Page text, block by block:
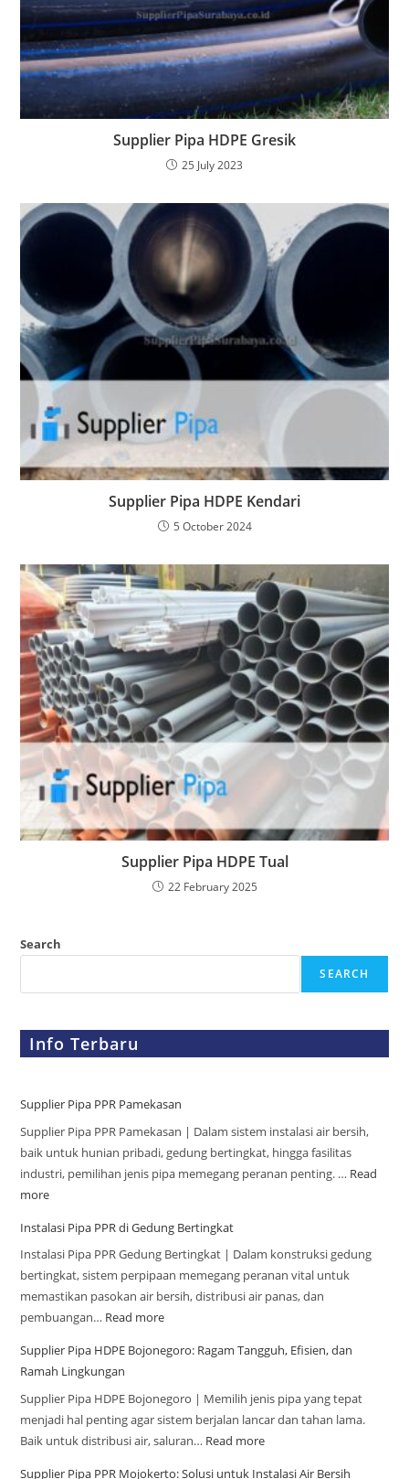
Supplier Pipa HDPE Gresik
25 July 2023
Supplier Pipa HDPE Kendari
5 October 2024
Supplier Pipa HDPE Tual
22 February 2025
Search
SEARCH
Info Terbaru
Supplier Pipa PPR Pamekasan
Supplier Pipa PPR Pamekasan | Dalam sistem instalasi air bersih,
baik untuk hunian pribadi, gedung bertingkat, hingga fasilitas
industri, pemilihan jenis pipa memegang peranan penting. … Read
more
Instalasi Pipa PPR di Gedung Bertingkat
Instalasi Pipa PPR Gedung Bertingkat | Dalam konstruksi gedung
bertingkat, sistem perpipaan memegang peranan vital untuk
memastikan pasokan air bersih, distribusi air panas, dan
pembuangan… Read more
Supplier Pipa HDPE Bojonegoro: Ragam Tangguh, Efisien, dan
Ramah Lingkungan
Supplier Pipa HDPE Bojonegoro | Memilih jenis pipa yang tepat
menjadi hal penting agar sistem berjalan lancar dan tahan lama.
Baik untuk distribusi air, saluran… Read more
Supplier Pipa PPR Mojokerto: Solusi untuk Instalasi Air Bersih